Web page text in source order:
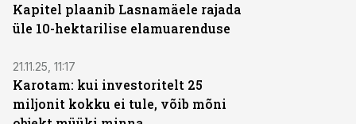
Kapitel plaanib Lasnamäele rajada
üle 10-hektarilise elamuarenduse
21.11.25, 11:17
Karotam: kui investoritelt 25
miljonit kokku ei tule, võib mõni